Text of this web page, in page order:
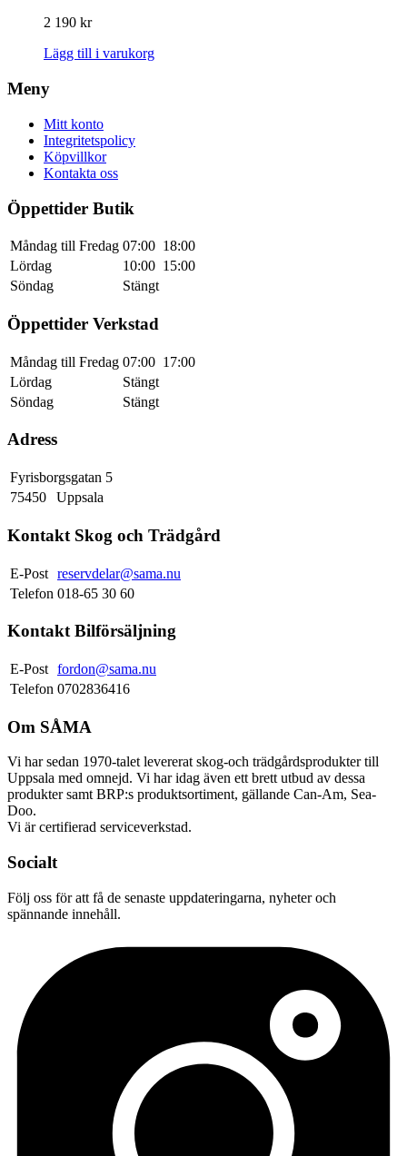
2 190 kr
Lägg till i varukorg
Meny
Mitt konto
Integritetspolicy
Köpvillkor
Kontakta oss
Öppettider Butik
Måndag till Fredag 07:00 18:00
Lördag
10:00 15:00
Söndag
Stängt
Öppettider Verkstad
Måndag till Fredag 07:00 17:00
Lördag
Stängt
Söndag
Stängt
Adress
Fyrisborgsgatan 5
75450
Uppsala
Kontakt Skog och Trädgård
E-Post reservdelar@sama.nu
Telefon 018-65 30 60
Kontakt Bilförsäljning
E-Post fordon@sama.nu
Telefon 0702836416
Om SÅMA
Vi har sedan 1970-talet levererat skog-och trädgårdsprodukter till
Uppsala med omnejd. Vi har idag även ett brett utbud av dessa
produkter samt BRP:s produktsortiment, gällande Can-Am, Sea-
Doo.
Vi är certifierad serviceverkstad.
Socialt
Följ oss för att få de senaste uppdateringarna, nyheter och
spännande innehåll.